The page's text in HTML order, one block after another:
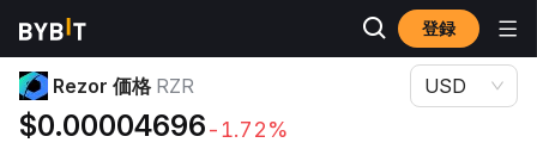
登録
暗号資産価格
Rezor 価格 RZR
$0.00004696-1.72%
USD